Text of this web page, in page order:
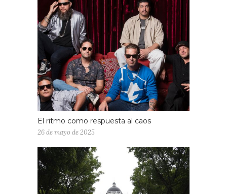
El ritmo como respuesta al caos
26 de mayo de 2025